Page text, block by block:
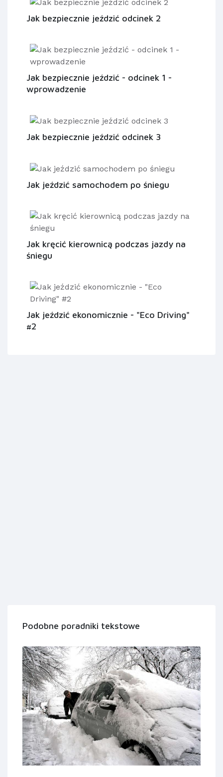
Jak bezpiecznie jeździć odcinek 2
Jak bezpiecznie jeździć - odcinek 1 -
wprowadzenie
Jak bezpiecznie jeździć odcinek 3
Jak jeździć samochodem po śniegu
Jak kręcić kierownicą podczas jazdy na
śniegu
Jak jeździć ekonomicznie - "Eco Driving"
#2
Podobne poradniki tekstowe